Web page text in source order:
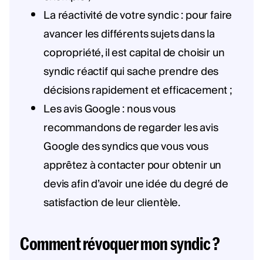
La réactivité de votre syndic : pour faire
avancer les différents sujets dans la
copropriété, il est capital de choisir un
syndic réactif qui sache prendre des
décisions rapidement et efficacement ;
Les avis Google : nous vous
recommandons de regarder les avis
Google des syndics que vous vous
apprêtez à contacter pour obtenir un
devis afin d’avoir une idée du degré de
satisfaction de leur clientèle.
Comment révoquer mon syndic ?